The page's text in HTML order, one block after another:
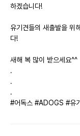
하겠습니다!
유기견들의 새출발을 위
다!
새해 복 많이 받으세요^^
.
.
.
#어독스 #ADOGS #유